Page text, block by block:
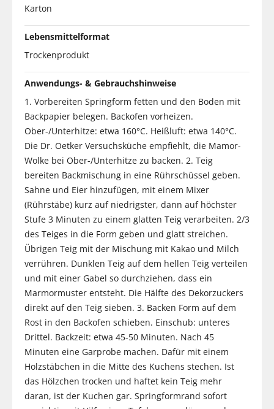
Karton
Lebensmittelformat
Trockenprodukt
Anwendungs- & Gebrauchshinweise
1. Vorbereiten Springform fetten und den Boden mit
Backpapier belegen. Backofen vorheizen.
Ober-/Unterhitze: etwa 160°C. Heißluft: etwa 140°C.
Die Dr. Oetker Versuchsküche empfiehlt, die Mamor-
Wolke bei Ober-/Unterhitze zu backen. 2. Teig
bereiten Backmischung in eine Rührschüssel geben.
Sahne und Eier hinzufügen, mit einem Mixer
(Rührstäbe) kurz auf niedrigster, dann auf höchster
Stufe 3 Minuten zu einem glatten Teig verarbeiten. 2/3
des Teiges in die Form geben und glatt streichen.
Übrigen Teig mit der Mischung mit Kakao und Milch
verrühren. Dunklen Teig auf dem hellen Teig verteilen
und mit einer Gabel so durchziehen, dass ein
Marmormuster entsteht. Die Hälfte des Dekorzuckers
direkt auf den Teig sieben. 3. Backen Form auf dem
Rost in den Backofen schieben. Einschub: unteres
Drittel. Backzeit: etwa 45-50 Minuten. Nach 45
Minuten eine Garprobe machen. Dafür mit einem
Holzstäbchen in die Mitte des Kuchens stechen. Ist
das Hölzchen trocken und haftet kein Teig mehr
daran, ist der Kuchen gar. Springformrand sofort